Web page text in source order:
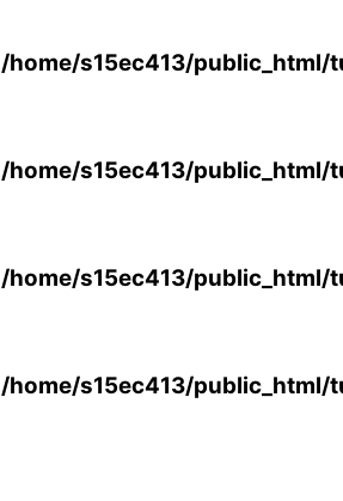
/home/s15ec413/
/home/s15ec413/
/home/s15ec413/
/home/s15ec413/